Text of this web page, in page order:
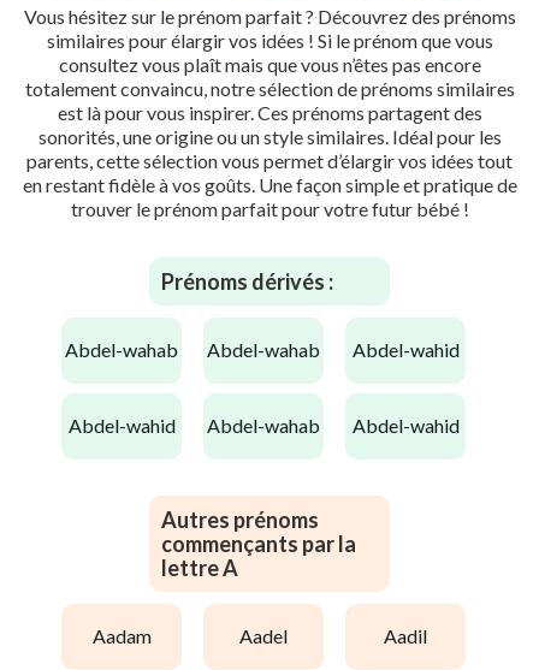
Vous hésitez sur le prénom parfait ? Découvrez des prénoms
similaires pour élargir vos idées ! Si le prénom que vous
consultez vous plaît mais que vous n’êtes pas encore
totalement convaincu, notre sélection de prénoms similaires
est là pour vous inspirer. Ces prénoms partagent des
sonorités, une origine ou un style similaires. Idéal pour les
parents, cette sélection vous permet d’élargir vos idées tout
en restant fidèle à vos goûts. Une façon simple et pratique de
trouver le prénom parfait pour votre futur bébé !
Prénoms dérivés :
abdel-wahab abdel-wahab abdel-wahid
abdel-wahid abdel-wahab abdel-wahid
Autres prénoms
commençants par la
lettre A
aadam aadel aadil